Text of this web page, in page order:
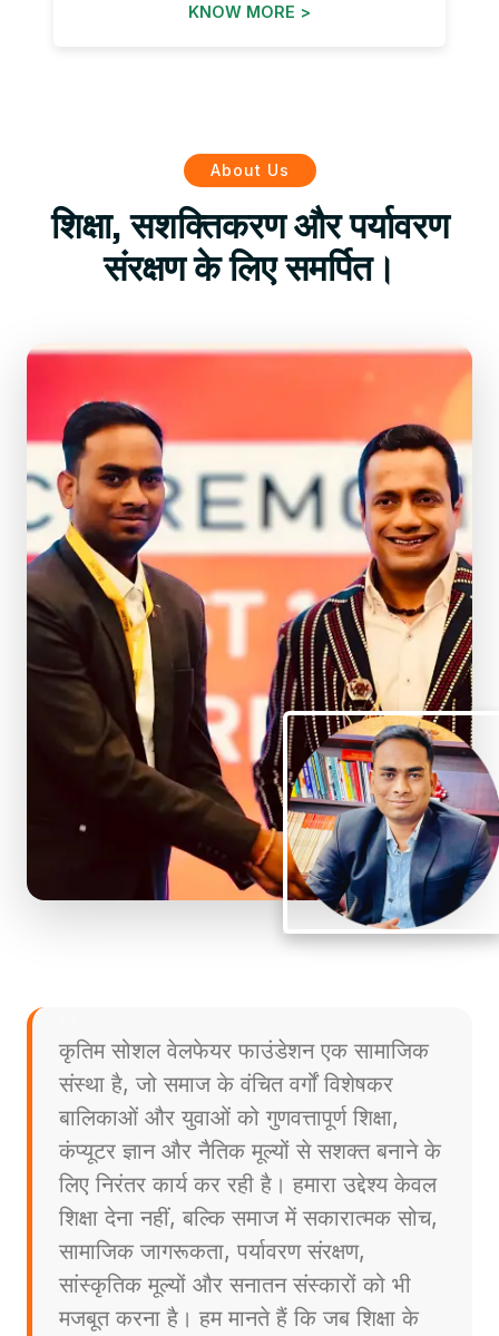
KNOW MORE >
About Us
शिक्षा, सशक्तिकरण और पर्यावरण
संरक्षण के लिए समर्पित।
कृतिम सोशल वेलफेयर फाउंडेशन एक सामाजिक
संस्था है, जो समाज के वंचित वर्गों विशेषकर
बालिकाओं और युवाओं को गुणवत्तापूर्ण शिक्षा,
कंप्यूटर ज्ञान और नैतिक मूल्यों से सशक्त बनाने के
लिए निरंतर कार्य कर रही है। हमारा उद्देश्य केवल
शिक्षा देना नहीं, बल्कि समाज में सकारात्मक सोच,
सामाजिक जागरूकता, पर्यावरण संरक्षण,
सांस्कृतिक मूल्यों और सनातन संस्कारों को भी
मजबूत करना है। हम मानते हैं कि जब शिक्षा के